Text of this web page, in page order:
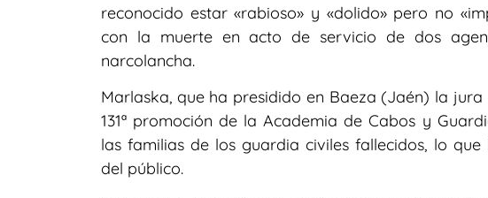
reconocido estar «rabioso» y «dolido» pero no
con la muerte en acto de servicio de dos
narcolancha.
Marlaska, que ha presidido en Baeza (Jaén) la
131ª promoción de la Academia de Cabos y
las familias de los guardia civiles fallecidos, lo
del público.